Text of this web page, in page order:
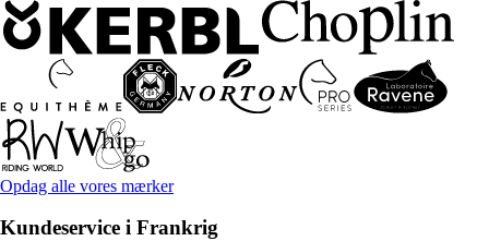
Opdag alle vores mærker
Kundeservice i Frankrig